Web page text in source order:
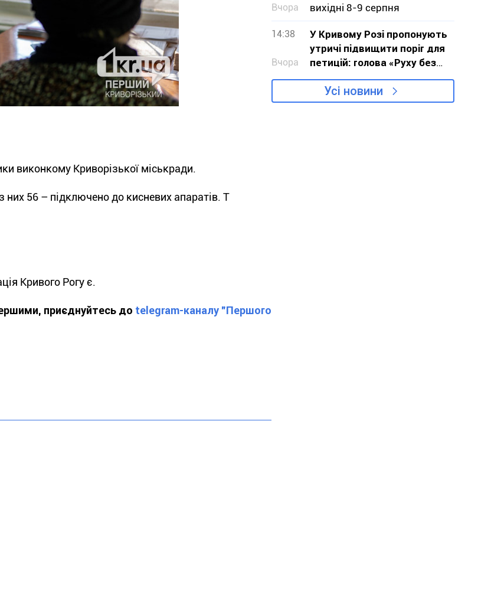
виконкому Криворізької міськради.
них 56 – підключено до кисневих апаратів. Т
Кривого Рогу є.
приєднуйтесь до telegram-каналу "Першого
Вчора
вихідні 8-9 серпня
14:38
Вчора
У Кривому Розі пропонують
утричі підвищити поріг для
петицій: голова «Руху без
меж» звернувся до влади з
критикою проєкту
Усі новини